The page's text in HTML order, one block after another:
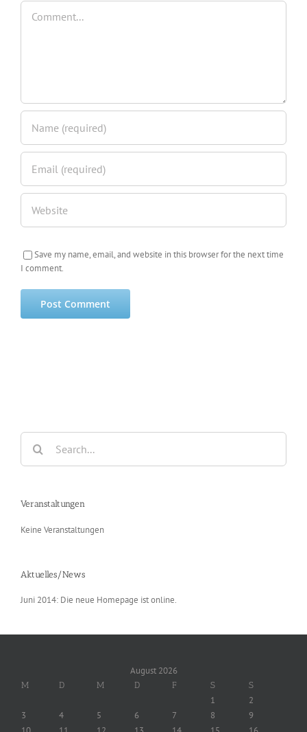
Comment
Save my name, email, and website in this browser for the next time
I comment.
Search
Veranstaltungen
Keine Veranstaltungen
Aktuelles/News
Juni 2014: Die neue Homepage ist online.
August 2026
M D M D F S S
1
2
3
4 5 6 7 8
9